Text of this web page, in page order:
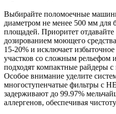
Выбирайте поломоечные
диаметром не менее 500 мм для
площадей. Приоритет
дозированием моющего
15-20% и исключает
участков со сложным рельефом
подходят компактные райдеры
Особое внимание уделите
многоступенчатые фильтры с
задерживают до 99.97%
аллергенов, обеспечивая